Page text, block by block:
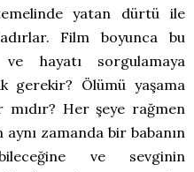
yatan dürtü ile
Film boyunca bu
hayatı sorgulamaya
gerekir? Ölümü yaşama
Her şeye rağmen
zamanda bir babanın
ve sevginin